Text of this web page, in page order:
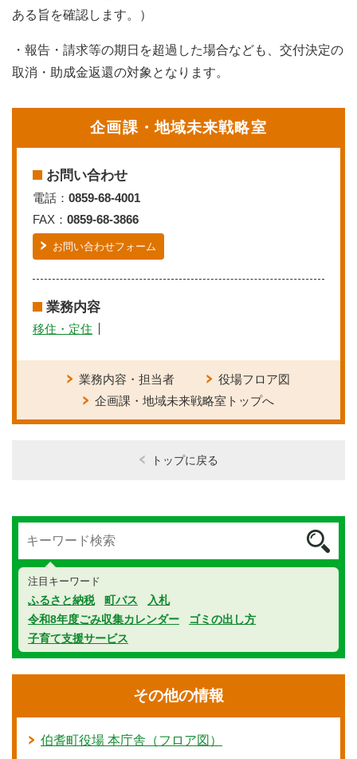
ある旨を確認します。）
・報告・請求等の期日を超過した場合なども、交付決定の
取消・助成金返還の対象となります。
企画課・地域未来戦略室
お問い合わせ
電話： 0859-68-4001
FAX： 0859-68-3866
お問い合わせフォーム
業務内容
移住・定住
業務内容・担当者
役場フロア図
企画課・地域未来戦略室トップへ
トップに戻る
注目キーワード
ふるさと納税 町バス
入札
令和8年度ごみ収集カレンダー
ゴミの出し方
子育て支援サービス
その他の情報
伯耆町役場 本庁舎（フロア図）